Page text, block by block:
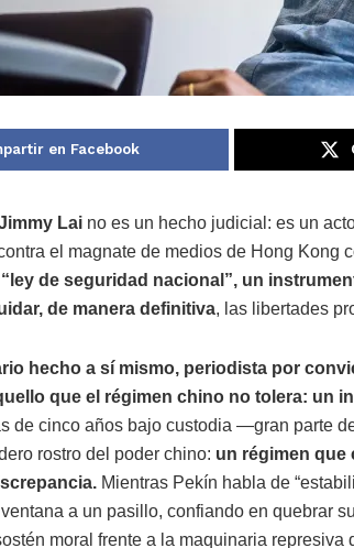
en Facebook
Lai no es un hecho judicial: es un
el magnate de medios de Hong Kong
“ley de seguridad nacional”, un
de manera definitiva, las libertades
hecho a sí mismo, periodista por
que el régimen chino no tolera: un
de cinco años bajo custodia —gran parte
rostro del poder chino: un régimen que
Mientras Pekín habla de
a un pasillo, confiando en quebrar
moral frente a la maquinaria represiva